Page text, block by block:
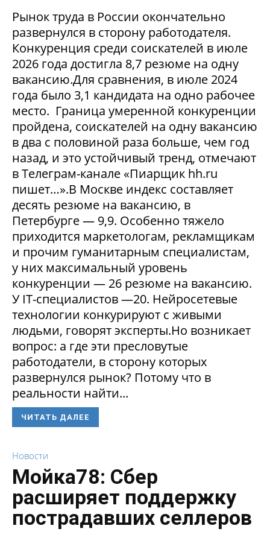
Рынок труда в России окончательно
развернулся в сторону работодателя.
Конкуренция среди соискателей в июле
2026 года достигла 8,7 резюме на одну
вакансию.Для сравнения, в июле 2024
года было 3,1 кандидата на одно рабочее
место. Граница умеренной конкуренции
пройдена, соискателей на одну вакансию
в два с половиной раза больше, чем год
назад, и это устойчивый тренд, отмечают
в Телеграм-канале «Пиарщик hh.ru
пишет…».В Москве индекс составляет
десять резюме на вакансию, в
Петербурге — 9,9. Особенно тяжело
приходится маркетологам, рекламщикам
и прочим гуманитарным специалистам,
у них максимальный уровень
конкуренции — 26 резюме на вакансию.
У IT-специалистов —20. Нейросетевые
технологии конкурируют с живыми
людьми, говорят эксперты.Но возникает
вопрос: а где эти пресловутые
работодатели, в сторону которых
развернулся рынок? Потому что в
реальности найти...
ЧИТАТЬ ДАЛЕЕ
Новости
Мойка78: Сбер
расширяет поддержку
пострадавших селлеров